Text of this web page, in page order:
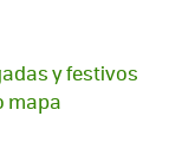
y festivos
mapa